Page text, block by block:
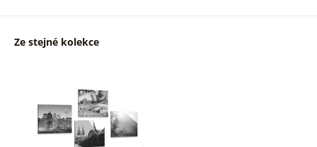
Ze stejné kolekce